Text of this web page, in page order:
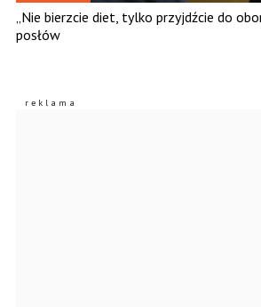
„Nie bierzcie diet, tylko przyjdźcie do
posłów